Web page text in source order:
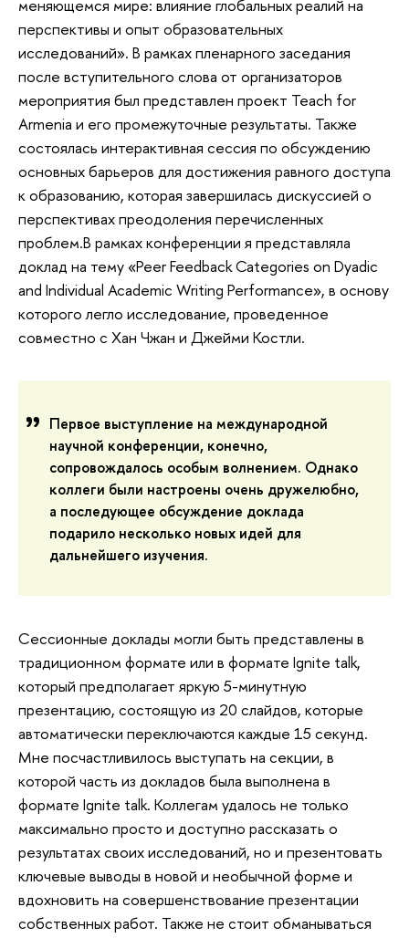
меняющемся мире: влияние глобальных реалий на
перспективы и опыт образовательных
исследований». В рамках пленарного заседания
после вступительного слова от организаторов
мероприятия был представлен проект Teach for
Armenia и его промежуточные результаты. Также
состоялась интерактивная сессия по обсуждению
основных барьеров для достижения равного доступа
к образованию, которая завершилась дискуссией о
перспективах преодоления перечисленных
проблем.В рамках конференции я представляла
доклад на тему «Peer Feedback Categories on Dyadic
and Individual Academic Writing Performance», в основу
которого легло исследование, проведенное
совместно с Хан Чжан и Джейми Костли.
Первое выступление на международной
научной конференции, конечно,
сопровождалось особым волнением. Однако
коллеги были настроены очень дружелюбно,
а последующее обсуждение доклада
подарило несколько новых идей для
дальнейшего изучения.
Сессионные доклады могли быть представлены в
традиционном формате или в формате Ignite talk,
который предполагает яркую 5-минутную
презентацию, состоящую из 20 слайдов, которые
автоматически переключаются каждые 15 секунд.
Мне посчастливилось выступать на секции, в
которой часть из докладов была выполнена в
формате Ignite talk. Коллегам удалось не только
максимально просто и доступно рассказать о
результатах своих исследований, но и презентовать
ключевые выводы в новой и необычной форме и
вдохновить на совершенствование презентации
собственных работ. Также не стоит обманываться